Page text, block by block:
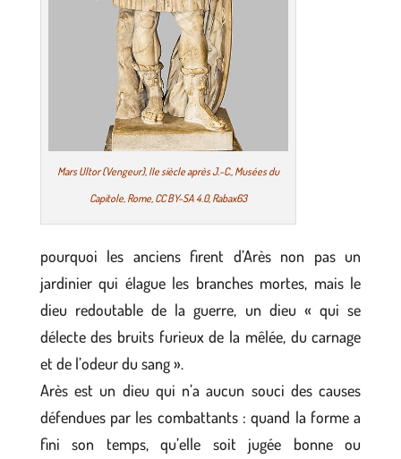
Mars Ultor (Vengeur), IIe siècle après J.-C., Musées du
Capitole, Rome, CC BY-SA 4.0, Rabax63
pourquoi les anciens firent d’Arès non pas un
jardinier qui élague les branches mortes, mais le
dieu redoutable de la guerre, un dieu « qui se
délecte des bruits furieux de la mêlée, du carnage
et de l’odeur du sang ».
Arès est un dieu qui n’a aucun souci des causes
défendues par les combattants : quand la forme a
fini son temps, qu’elle soit jugée bonne ou